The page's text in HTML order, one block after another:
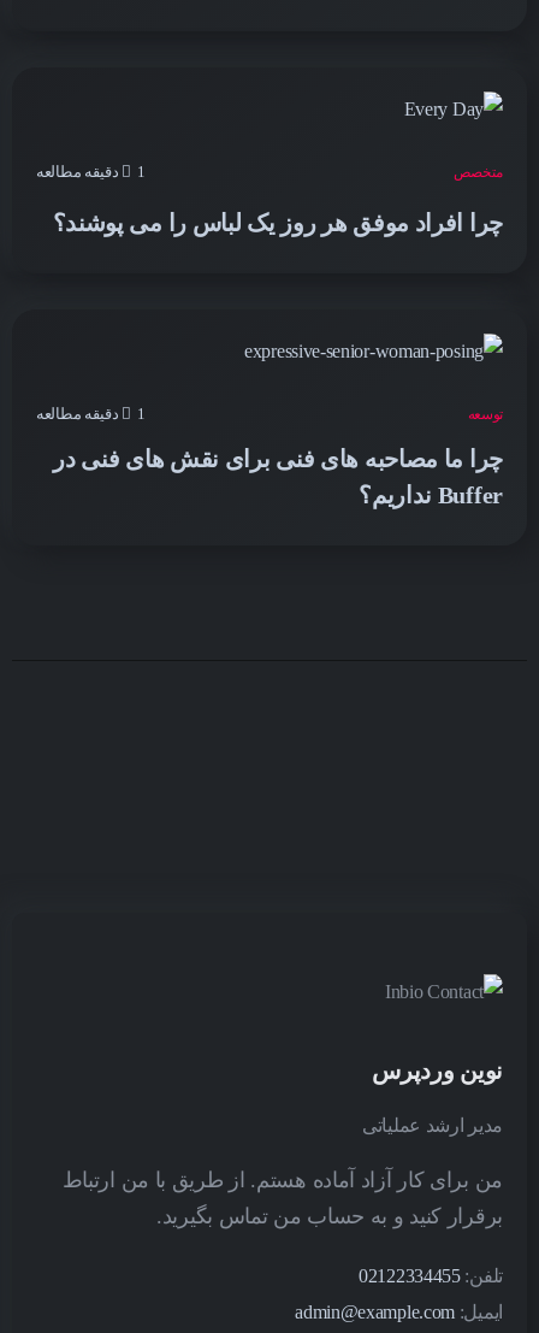
متخصص 1 دقیقه مطالعه
چرا افراد موفق هر روز یک لباس را می پوشند؟
توسعه 1 دقیقه مطالعه
چرا ما مصاحبه های فنی برای نقش های فنی در
Buffer نداریم؟
نوین وردپرس
مدیر ارشد عملیاتی
من برای کار آزاد آماده هستم. از طریق با من ارتباط
برقرار کنید و به حساب من تماس بگیرید.
تلفن:02122334455
ایمیل: admin@example.com